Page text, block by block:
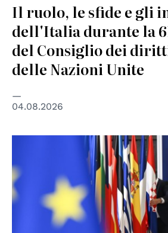
Il ruolo, le sfide e gli
dell'Italia durante la
del Consiglio dei
delle Nazioni Unite
04.08.2026